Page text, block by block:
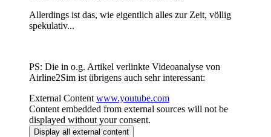
Allerdings ist das, wie eigentlich alles zur Zeit, völlig
spekulativ...
PS: Die in o.g. Artikel verlinkte Videoanalyse von
Airline2Sim ist übrigens auch sehr interessant:
External Content www.youtube.com
Content embedded from external sources will not be
displayed without your consent.
Display all external content